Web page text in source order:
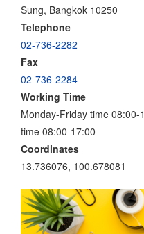
Sung, Bangkok 10250
Telephone
02-736-2282
Fax
02-736-2284
Working Time
Monday-Friday time
time 08:00-17:00
Coordinates
13.736076, 100.678081